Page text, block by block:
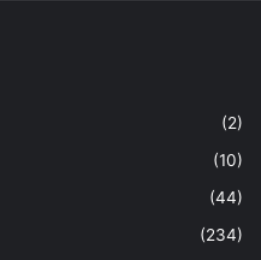
(2)
(10)
(44)
(234)